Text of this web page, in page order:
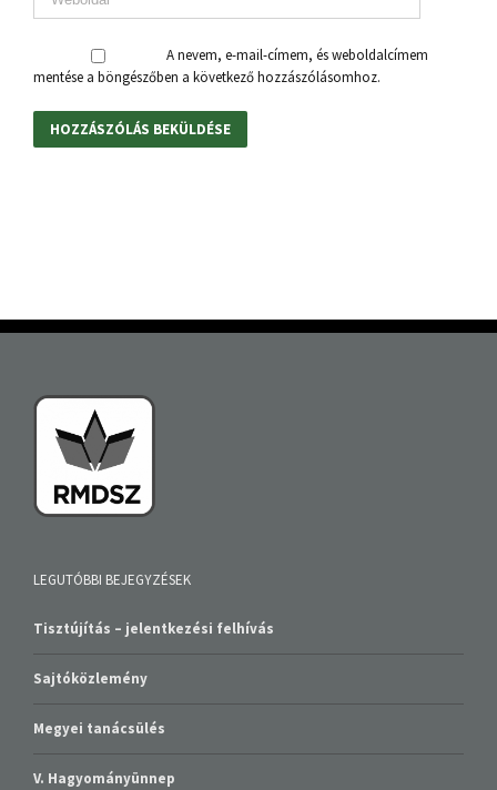
A nevem, e-mail-címem, és weboldalcímem
mentése a böngészőben a következő hozzászólásomhoz.
LEGUTÓBBI BEJEGYZÉSEK
Tisztújítás – jelentkezési felhívás
Sajtóközlemény
Megyei tanácsülés
V. Hagyományünnep